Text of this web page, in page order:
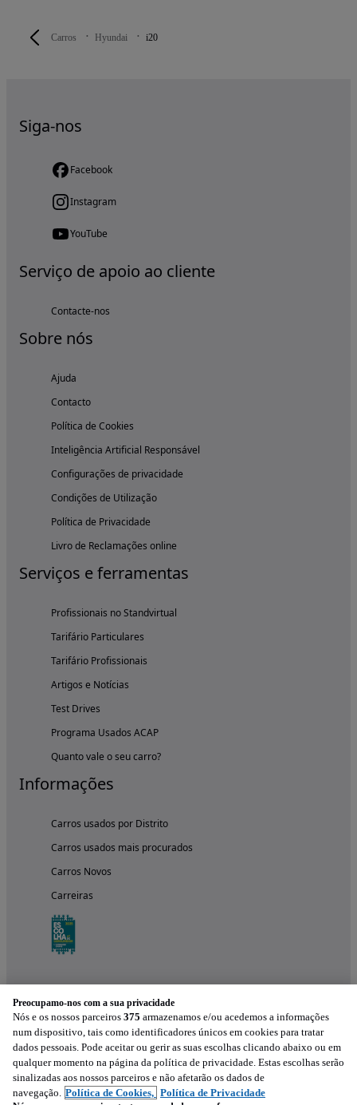
Carros Hyundai i20
Siga-nos
Facebook
Instagram
YouTube
Serviço de apoio ao cliente
Contacte-nos
Sobre nós
Ajuda
Contacto
Política de Cookies
Inteligência Artificial Responsável
Configurações de privacidade
Condições de Utilização
Política de Privacidade
Livro de Reclamações online
Serviços e ferramentas
Profissionais no Standvirtual
Tarifário Particulares
Tarifário Profissionais
Artigos e Notícias
Test Drives
Programa Usados ACAP
Quanto vale o seu carro?
Informações
Carros usados por Distrito
Carros usados mais procurados
Carros Novos
Carreiras
Experimenta a aplicação
Preocupamo-nos com a sua privacidade
Nós e os nossos parceiros 375 armazenamos e/ou acedemos a informações
num dispositivo, tais como identificadores únicos em cookies para tratar
dados pessoais. Pode aceitar ou gerir as suas escolhas clicando abaixo ou em
qualquer momento na página da política de privacidade. Estas escolhas serão
sinalizadas aos nossos parceiros e não afetarão os dados de
navegação. Política de Cookies, Política de Privacidade